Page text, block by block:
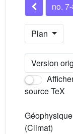
no.
Plan
Version
source TeX
(Climat)